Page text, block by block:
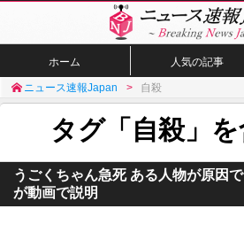
ホーム 人気の記事
ニュース速報Japan 自殺
タグ「自殺」
うごくちゃん急死 ある人物が原因
が動画で説明